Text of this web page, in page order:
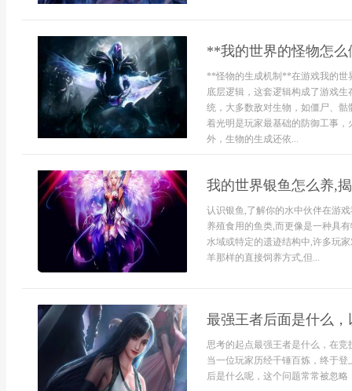
**我的世界的怪物怎
**怪物的生成机制**在游戏我的世
底层逻辑，这套逻辑构成了游戏
统，大多数敌对生物，如僵尸、
着光明是玩家最基础的防御工事
外，生物的生成还依...
我的世界银鱼怎么养,
认识银鱼,了解你的水中伙伴在游
养殖食用的鱼类,而更像是一种具
水域或特定的遗迹结构中,许多玩
羊那样的直接饲养方式,但...
最强王者后面是什么
思考的起点最强王者是什么，在
当一位玩家历经千锤百炼，终于
后是什么呢，这个问题常常被忽